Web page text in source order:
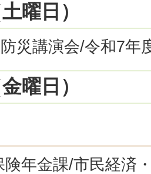
曜日）
災講演会/令和7年
曜日）
険年金課/市民経済